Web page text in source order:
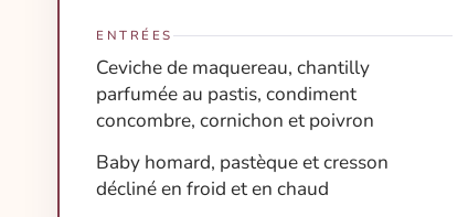
ENTRÉES
Ceviche de maquereau, chantilly
parfumée au pastis, condiment
concombre, cornichon et poivron
Baby homard, pastèque et cresson
décliné en froid et en chaud